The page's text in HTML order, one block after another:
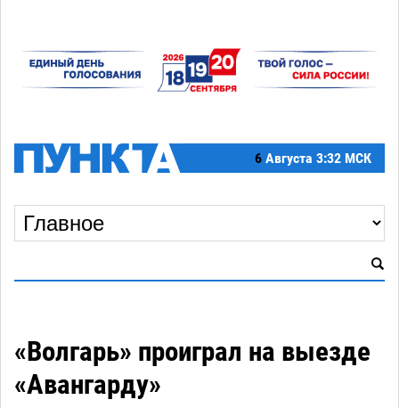
6 Августа 3:32 МСК
«Волгарь» проиграл на выезде
«Авангарду»